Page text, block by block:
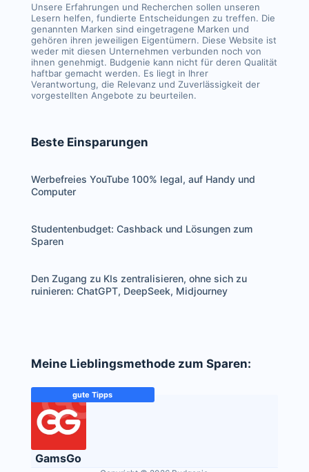
Unsere Erfahrungen und Recherchen sollen unseren
Lesern helfen, fundierte Entscheidungen zu treffen. Die
genannten Marken sind eingetragene Marken und
gehören ihren jeweiligen Eigentümern. Diese Website ist
weder mit diesen Unternehmen verbunden noch von
ihnen genehmigt. Budgenie kann nicht für deren Qualität
haftbar gemacht werden. Es liegt in Ihrer
Verantwortung, die Relevanz und Zuverlässigkeit der
vorgestellten Angebote zu beurteilen.
Beste Einsparungen
Werbefreies YouTube 100% legal, auf Handy und
Computer
Studentenbudget: Cashback und Lösungen zum
Sparen
Den Zugang zu KIs zentralisieren, ohne sich zu
ruinieren: ChatGPT, DeepSeek, Midjourney
Meine Lieblingsmethode zum Sparen:
gute Tipps
GamsGo